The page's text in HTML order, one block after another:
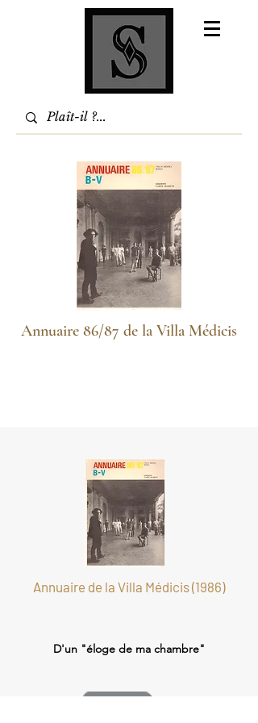
Annuaire 86/87 de la Villa Médicis
Annuaire de la Villa Médicis (1986)
D'un "éloge de ma chambre"